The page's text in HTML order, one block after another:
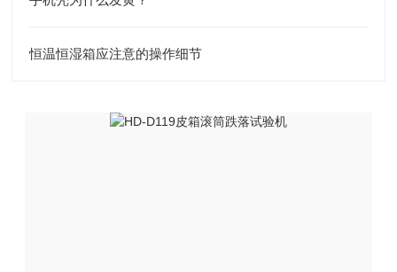
恒温恒湿箱应注意的操作细节